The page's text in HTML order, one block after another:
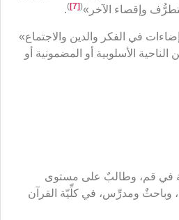
وإقصاء الآخر»(
[7]
)
.
في الفكر والدين والاجتماع»
الناحية الأسلوبية أو المضمونية أو
في قم، وطالبٌ على مستوى
وباحثٌ ومدرِّس، في كلِّيّة القرآن